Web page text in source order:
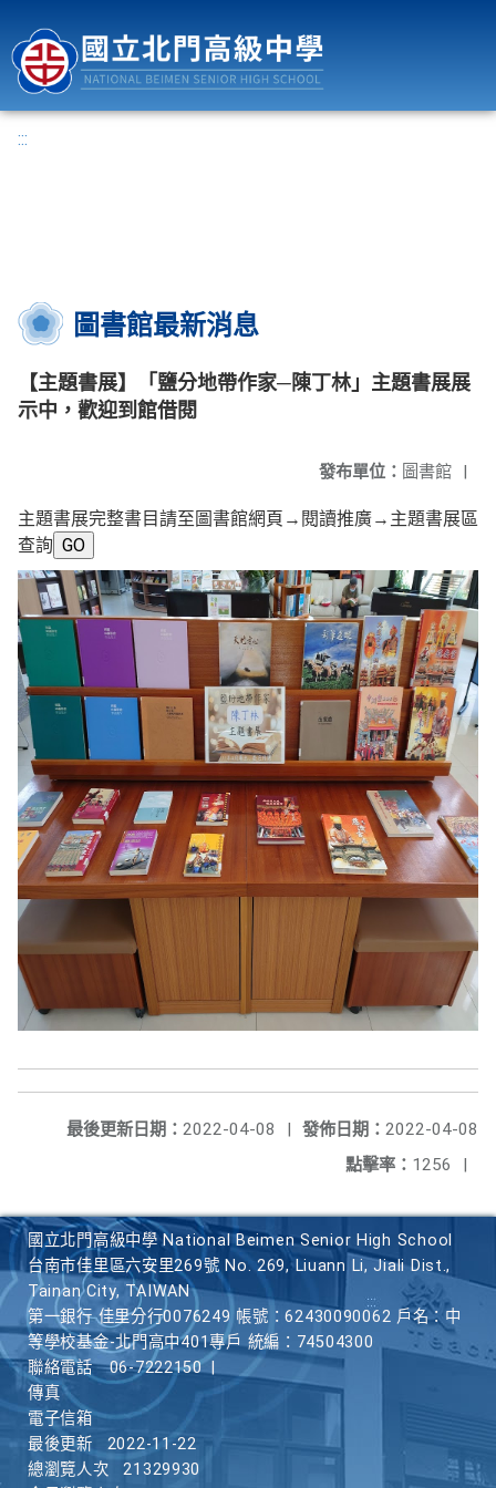
:::
圖書館最新消息
【主題書展】「鹽分地帶作家─陳丁林」主題書展展
示中，歡迎到館借閱
發布單位： 圖書館 |
主題書展完整書目請至圖書館網頁→閱讀推廣→主題書展區
查詢
發佈日期： 2022-04-08
最後更新日期： 2022-04-08
|
點擊率： 1256 |
國立北門高級中學 National Beimen Senior High School
台南市佳里區六安里269號 No. 269, Liuann Li, Jiali Dist.,
Tainan City, TAIWAN
第一銀行 佳里分行0076249 帳號：62430090062 戶名：中
等學校基金-北門高中401專戶 統編：74504300
聯絡電話
06-7222150
傳真
電子信箱
最後更新
2022-11-22
總瀏覽人次
21329930